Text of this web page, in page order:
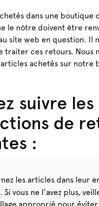
dans une boutique
le nôtre doivent être
site web en question. Il
traiter ces retours. Nous
achetés sur notre
suivre les
de
:
les articles dans leur
Si vous ne l'avez plus,